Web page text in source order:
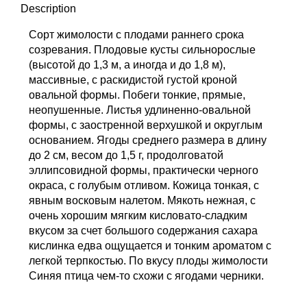
Description
Сорт жимолости с плодами раннего срока
созревания. Плодовые кусты сильнорослые
(высотой до 1,3 м, а иногда и до 1,8 м),
массивные, с раскидистой густой кроной
овальной формы. Побеги тонкие, прямые,
неопушенные. Листья удлиненно-овальной
формы, с заостренной верхушкой и округлым
основанием. Ягоды среднего размера в длину
до 2 см, весом до 1,5 г, продолговатой
эллипсовидной формы, практически черного
окраса, с голубым отливом. Кожица тонкая, с
явным восковым налетом. Мякоть нежная, с
очень хорошим мягким кисловато-сладким
вкусом за счет большого содержания сахара
кислинка едва ощущается и тонким ароматом с
легкой терпкостью. По вкусу плоды жимолости
Синяя птица чем-то схожи с ягодами черники.